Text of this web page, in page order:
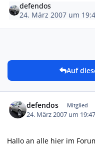
defendos
24. März 2007 um
Auf
defendos Mitglied
24. März 2007 um
Hallo an alle hier im